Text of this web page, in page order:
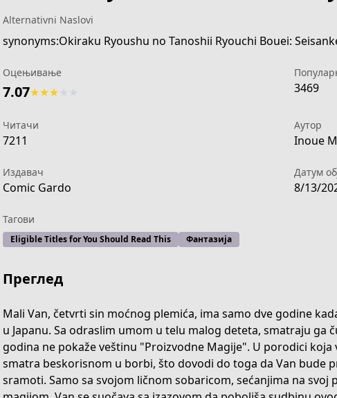
5c8b-4572-b7c0-efa4f83da432
Alternativni Naslovi
Оцењивање
7.07★★★ 3469
Читачи
7211
Аутор
Inoue
Издавач
Comic Gardo
Датум
8/13/
Тагови
Eligible Titles for You Should Read This Фантазија
Преглед
Mali Van, četvrti sin moćnog plemića, ima samo dve godine
u Japanu. Sa odraslim umom u telu malog deteta, smatraju ga
godina ne pokaže veštinu "Proizvodne Magije". U porodici
smatra beskorisnom u borbi, što dovodi do toga da Van bude
sramoti. Samo sa svojom ličnom sobaricom, sećanjima na